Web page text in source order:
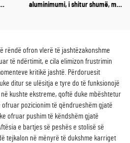
aluminimumi, i shitur shumë, me
rëndë ofron vlerë të jashtëzakonshme
të ndërtimit, e cila elimizon frustrimin
kritikë jashtë. Përdoruesit
ditur se ulësitja e tyre do të funksionojë
kushte ekstreme, qoftë duke mbështetur
pozicionim të qëndrueshëm gjatë
ofruar pushim të këndshëm gjatë
e bartjes së peshës e stolisë së
tejkalon në mënyrë të dukshme karriget